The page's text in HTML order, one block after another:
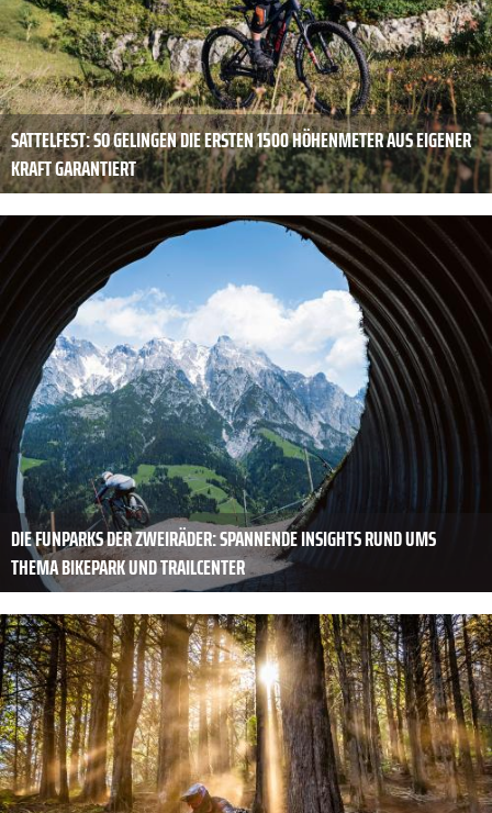
SATTELFEST: SO GELINGEN DIE ERSTEN 1500 HÖHENMETER AUS EIGENER
KRAFT GARANTIERT
DIE FUNPARKS DER ZWEIRÄDER: SPANNENDE INSIGHTS RUND UMS
THEMA BIKEPARK UND TRAILCENTER